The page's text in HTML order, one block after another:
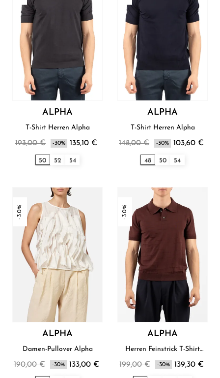
ALPHA
T-Shirt Herren Alpha
193,00 € -30% 135,10 €
50 52 54
ALPHA
T-Shirt Herren Alpha
148,00 € -30% 103,60 €
48 50 54
-30%
ALPHA
Damen-Pullover Alpha
190,00 € -30% 133,00 €
-30%
ALPHA
Herren Feinstrick T-Shirt
199,00 € -30% 139,30 €